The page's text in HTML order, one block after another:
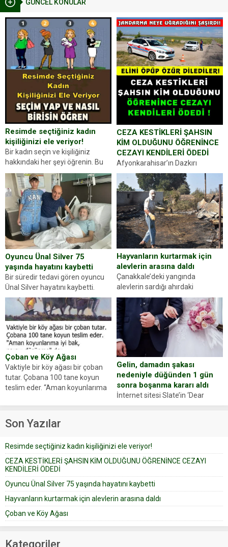
GÜNCEL KONULAR
Resimde seçtiğiniz kadın
kişiliğinizi ele veriyor!
Bir kadın seçin ve kişiliğiniz
hakkındaki her şeyi öğrenin. Bu
kez karşınıza oldukça farklı bir
kişilik testiyle çıkıyoruz. Resimde
gördüğünüz kadın figürlerinden
dikkatinizi en...
CEZA KESTİKLERİ ŞAHSIN
KİM OLDUĞUNU ÖĞRENİNCE
CEZAYI KENDİLERİ ÖDEDİ
Afyonkarahisar’ın Dazkırı
ilçesinde trafik uygulaması
yapan jandarma ekipleri
durdurdukları bir otomobilin
sürücüsünden ehliyet ve ruhsat
sorup belgelerini istedi. Sürücü
Abdurrahman Ö.nün verdiği
evraklarda eksik olduğunu...
Oyuncu Ünal Silver 75
yaşında hayatını kaybetti
Bir süredir tedavi gören oyuncu
Ünal Silver hayatını kaybetti.
Haberi, oyuncunun menajerlik
ajansı duyurdu. Renda Güner,
sosyal medya hesabında “Usta
Oyuncumuz ve çok değerli
dostumuz...
Hayvanların kurtarmak için
alevlerin arasına daldı
Çanakkale’deki yangında
alevlerin sardığı ahırdaki
hayvanlarını kurtarmak isteyen
Zeki Demir (66) ölümden döndü.
Yüzünde ve ellerinde yanıklar
oluşan Demir, kâbus dolu anları
anlattı… Merkeze bağlı...
Çoban ve Köy Ağası
Vaktiyle bir köy ağası bir çoban
tutar. Çobana 100 tane koyun
teslim eder. “Aman koyunlarıma
Çoban koyunları alır gider. Aylar...
Gelin, damadın şakası
nedeniyle düğünden 1 gün
sonra boşanma kararı aldı
İnternet sitesi Slate’in ‘Dear
Prudence’ isimli tavsiye köşesine
yapıştırdığı için düğünden...
Son Yazılar
Resimde seçtiğiniz kadın kişiliğinizi ele veriyor!
CEZA KESTİKLERİ ŞAHSIN KİM OLDUĞUNU ÖĞRENİNCE CEZAYI
KENDİLERİ ÖDEDİ
Oyuncu Ünal Silver 75 yaşında hayatını kaybetti
Hayvanların kurtarmak için alevlerin arasına daldı
Çoban ve Köy Ağası
Kategoriler